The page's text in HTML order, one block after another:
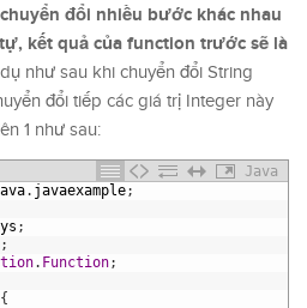
đổi nhiều bước khác nhau
kết quả của function trước sẽ là
như sau khi chuyển đổi String
đổi tiếp các giá trị Integer này
1 như sau:
Java
. javaexample;
;
;
. Function;
{